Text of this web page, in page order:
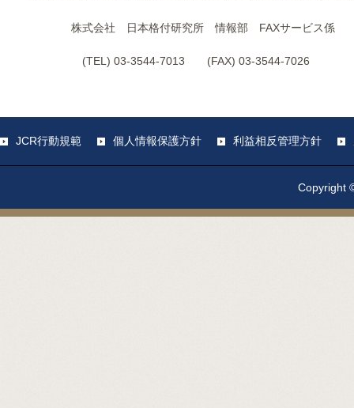
株式会社 日本格付研究所 情報部 FAXサービス係
(TEL) 03-3544-7013 (FAX) 03-3544-7026
JCR行動規範 個人情報保護方針 利益相反管理方針
Copyright